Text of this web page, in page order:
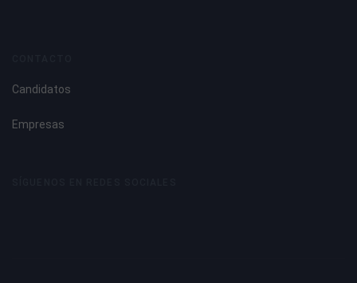
Candidatos
Empresas